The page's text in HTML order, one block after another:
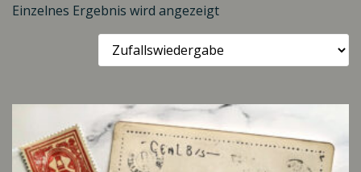
Einzelnes Ergebnis wird angezeigt